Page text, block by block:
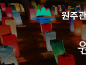
원주